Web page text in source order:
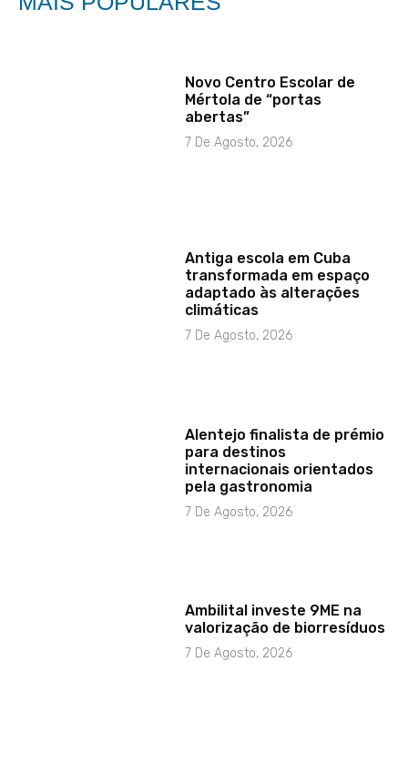
Novo Centro Escolar de
Mértola de “portas
abertas”
7 De Agosto, 2026
Antiga escola em Cuba
transformada em espaço
adaptado às alterações
climáticas
7 De Agosto, 2026
Alentejo finalista de prémio
para destinos
internacionais orientados
pela gastronomia
7 De Agosto, 2026
Ambilital investe 9ME na
valorização de biorresíduos
7 De Agosto, 2026